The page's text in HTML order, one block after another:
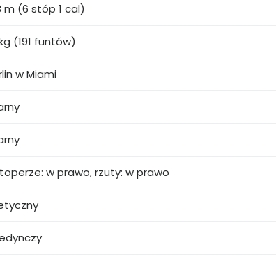
m (6 stóp 1 cal)
(191 funtów)
w Miami
w prawo, rzuty: w prawo